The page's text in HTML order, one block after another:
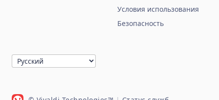
Условия использования
Безопасность